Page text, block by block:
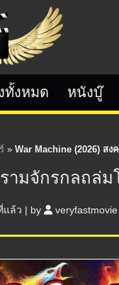
ทั้งหมด หนังบู๊
» War Machine (2026) ส
ามจักรกลถล่ม
แล้ว | by veryfastmovie